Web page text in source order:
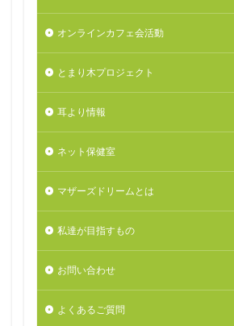
オンラインカフェ会活動
とまり木プロジェクト
耳より情報
ネット保健室
マザーズドリームとは
私達が目指すもの
お問い合わせ
よくあるご質問